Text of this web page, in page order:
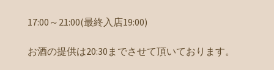
17:00～21:00(最終入店19:00)
お酒の提供は20:30までさせて頂いております。